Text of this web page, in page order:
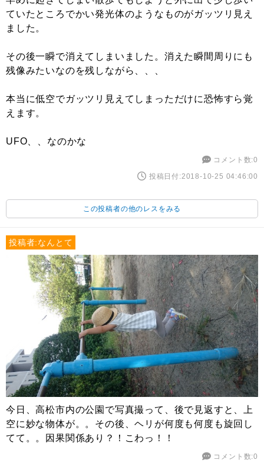
ていたところでかい発光体のようなものがガッツリ見え
ました。
その後一瞬で消えてしまいました。消えた瞬間周りにも
残像みたいなのを残しながら、、、
本当に低空でガッツリ見えてしまっただけに恐怖すら覚
えます。
UFO、、なのかな
コメント数:0
投稿日付:2018-10-25 04:46:00
この投稿者の他のレスをみる
投稿者:なんとて
今日、高松市内の公園で写真撮って、後で見返すと、上
空に妙な物体が。。その後、ヘリが何度も何度も旋回し
てて。。因果関係あり？！こわっ！！
コメント数:0